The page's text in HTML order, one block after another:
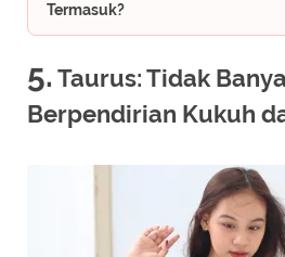
Termasuk?
5. Taurus: Tidak
Berpendirian Kukuh